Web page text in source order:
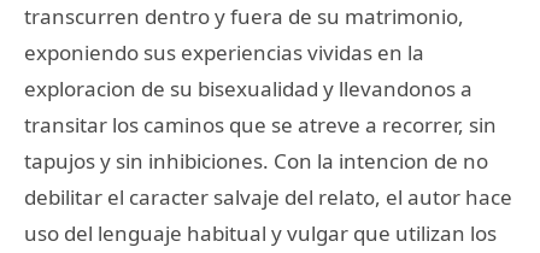
transcurren dentro y fuera de su matrimonio,
exponiendo sus experiencias vividas en la
exploracion de su bisexualidad y llevandonos a
transitar los caminos que se atreve a recorrer, sin
tapujos y sin inhibiciones. Con la intencion de no
debilitar el caracter salvaje del relato, el autor hace
uso del lenguaje habitual y vulgar que utilizan los